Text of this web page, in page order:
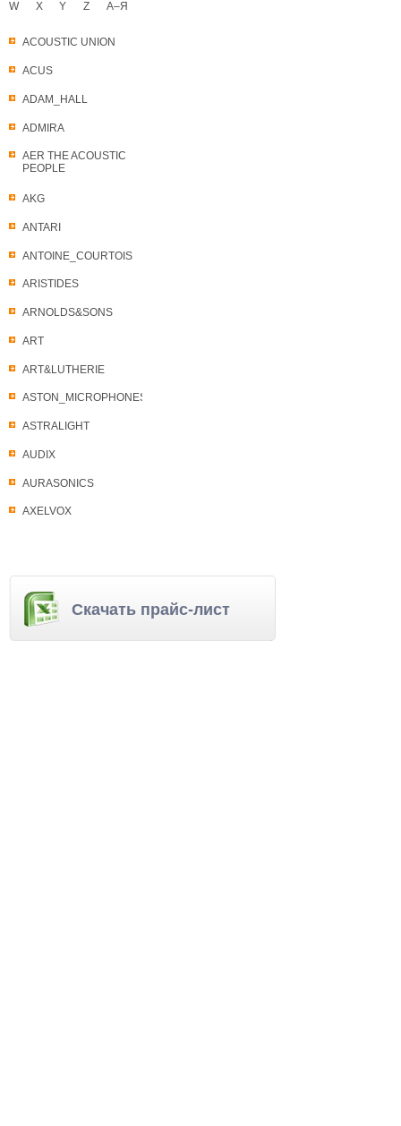
ACOUSTIC UNION
ACUS
ADAM_HALL
ADMIRA
AER THE ACOUSTIC
PEOPLE
AKG
ANTARI
ANTOINE_COURTOIS
ARISTIDES
ARNOLDS&SONS
ART
ART&LUTHERIE
ASTON_MICROPHONES
ASTRALIGHT
AUDIX
AURASONICS
AXELVOX
W
X Y Z А–Я
Скачать прайс-лист